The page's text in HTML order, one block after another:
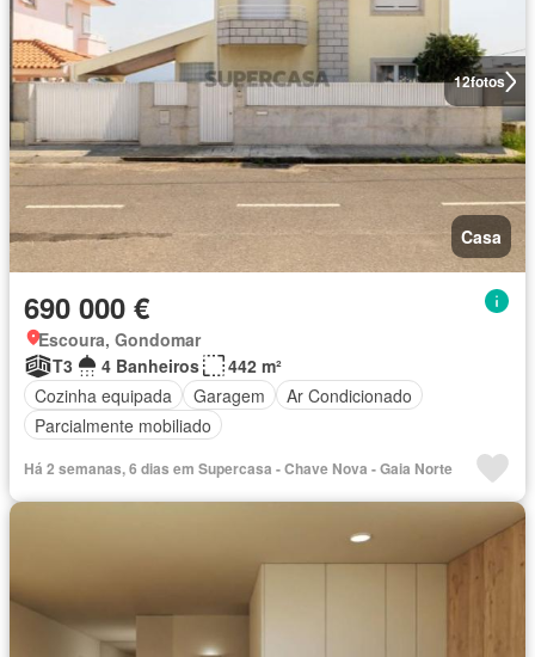
12fotos
Casa
690 000 €
Escoura, Gondomar
T3
4 Banheiros
442 m²
Cozinha equipada
Garagem
Ar Condicionado
Parcialmente mobiliado
Há 2 semanas, 6 dias em Supercasa - Chave Nova - Gaia Norte